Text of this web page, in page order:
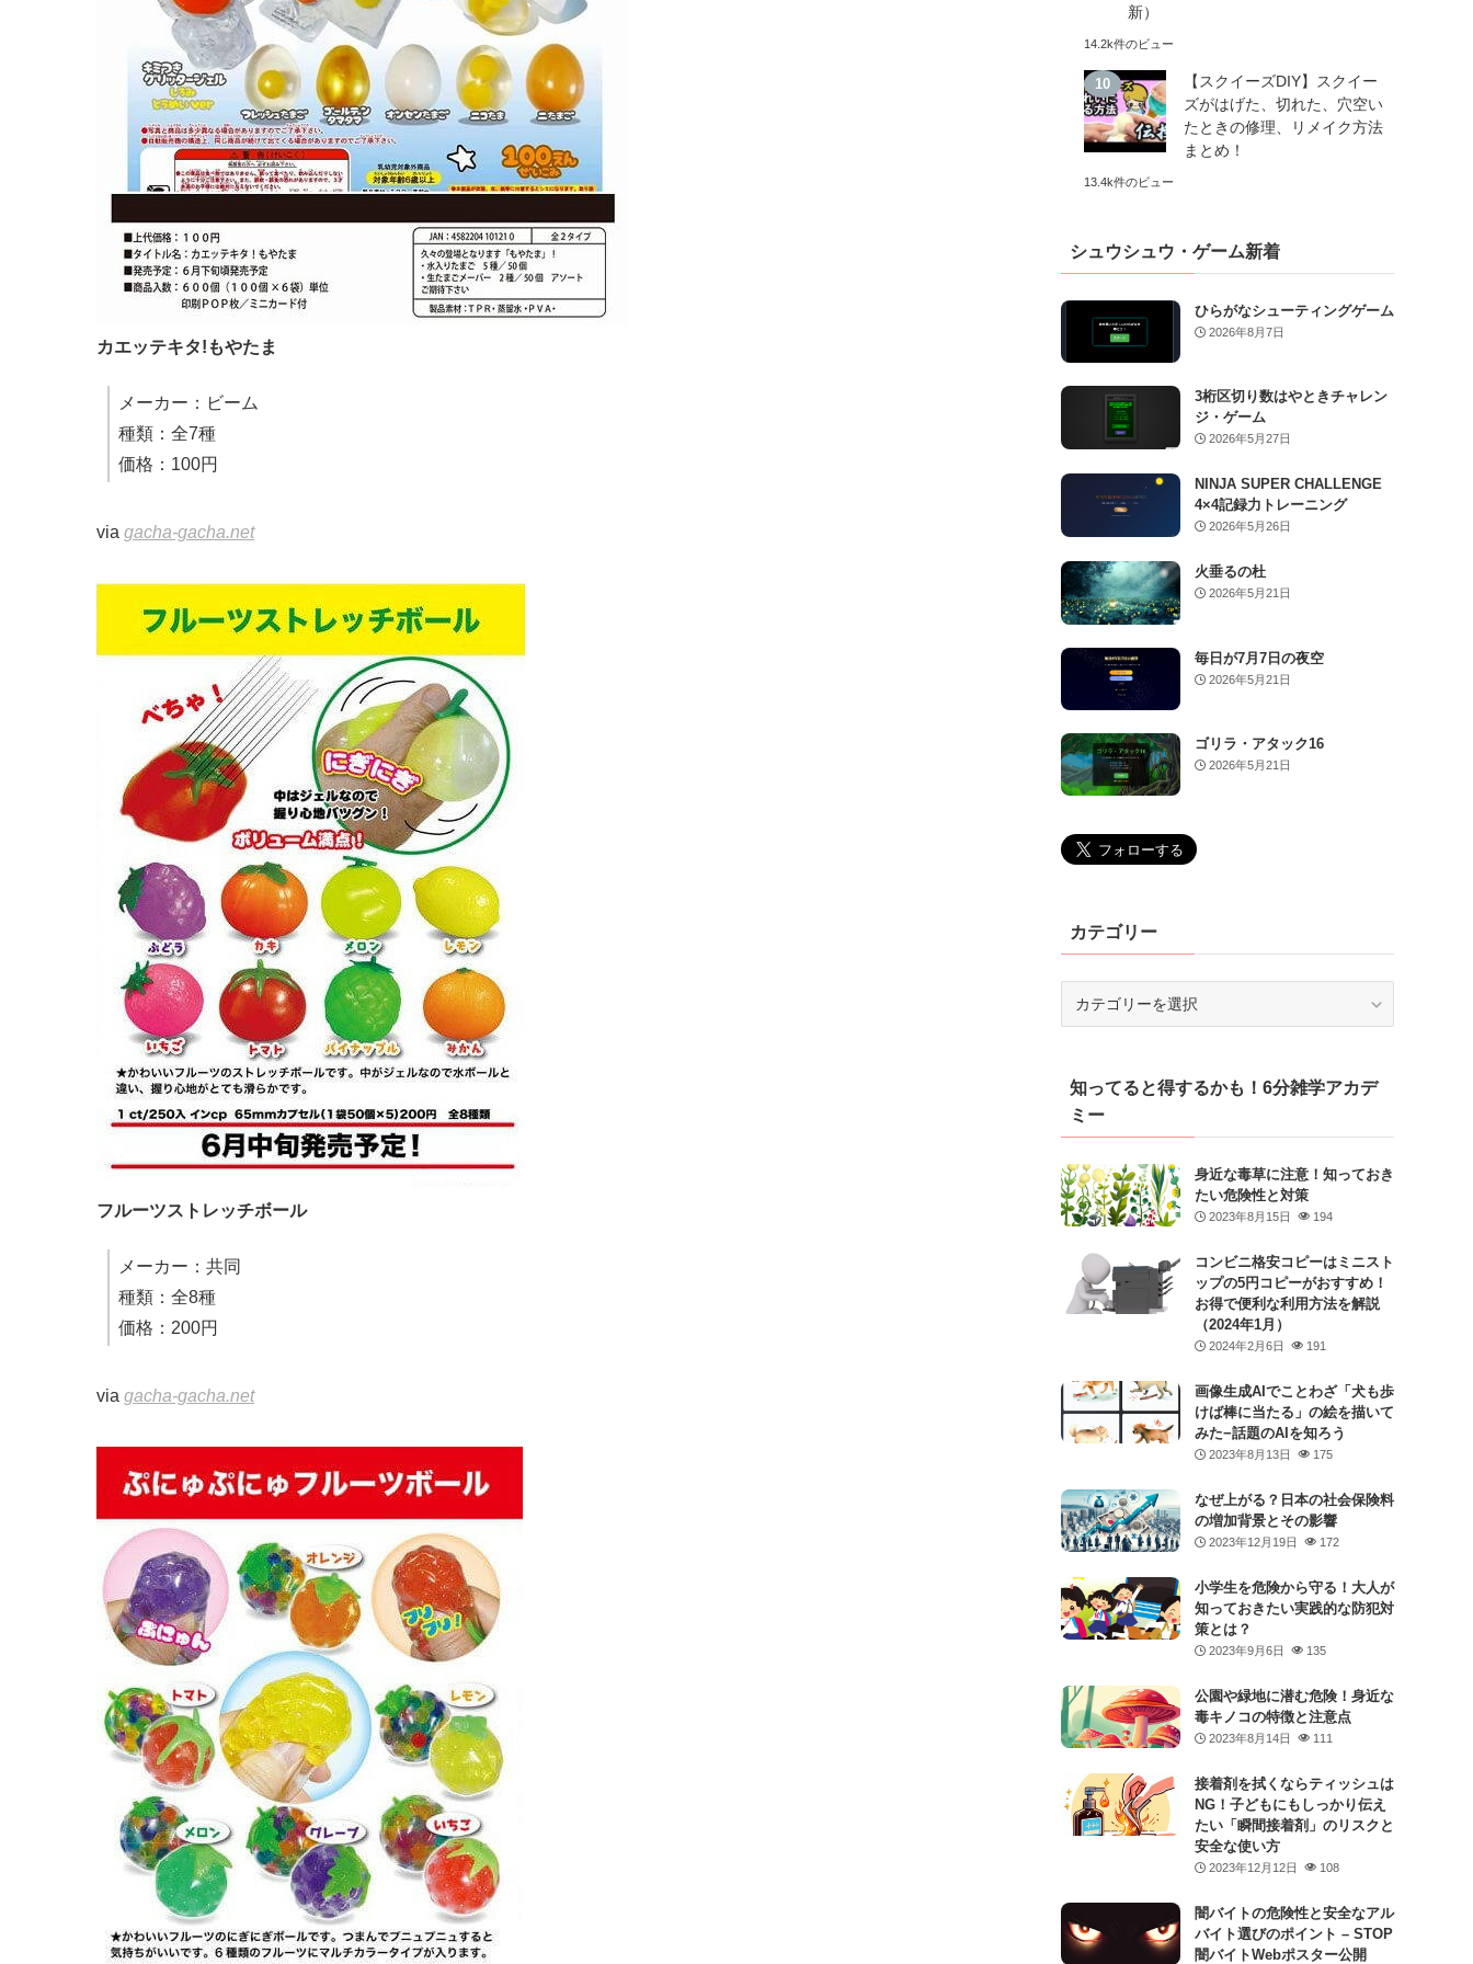
カエッテキタ!もやたま
メーカー：ビーム
種類：全7種
価格：100円
via gacha-gacha.net
フルーツストレッチボール
メーカー：共同
種類：全8種
価格：200円
via gacha-gacha.net
新）
14.2k件のビュー
【スクイーズDIY】スクイー
ズがはげた、切れた、穴空い
たときの修理、リメイク方法
まとめ！
13.4k件のビュー
シュウシュウ・ゲーム新着
ひらがなシューティングゲーム
2026年8月7日
3桁区切り数はやときチャレン
ジ・ゲーム
2026年5月27日
NINJA SUPER CHALLENGE
4×4記録力トレーニング
2026年5月26日
火垂るの杜
2026年5月21日
毎日が7月7日の夜空
2026年5月21日
ゴリラ・アタック16
2026年5月21日
カテゴリー
ー知ってると得するかも！6分雑学アカデ
ミー
身近な毒草に注意！知っておき
たい危険性と対策
2023年8月15日 194
コンビニ格安コピーはミニスト
ップの5円コピーがおすすめ！
お得で便利な利用方法を解説
（2024年1月）
2024年2月6日 191
画像生成AIでことわざ「犬も歩
けば棒に当たる」の絵を描いて
みた−話題のAIを知ろう
2023年8月13日 175
なぜ上がる？日本の社会保険料
の増加背景とその影響
2023年12月19日 172
小学生を危険から守る！大人が
知っておきたい実践的な防犯対
策とは？
2023年9月6日 135
公園や緑地に潜む危険！身近な
毒キノコの特徴と注意点
2023年8月14日 111
接着剤を拭くならティッシュは
NG！子どもにもしっかり伝え
たい「瞬間接着剤」のリスクと
安全な使い方
2023年12月12日 108
闇バイトの危険性と安全なアル
バイト選びのポイント – STOP
闇バイトWebポスター公開